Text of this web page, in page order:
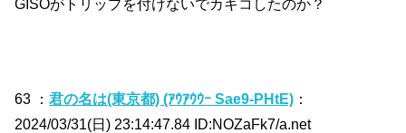
GISOがトリップを付けないでカキコしたのか？
63 ：君の名は(東京都) (ｱｳｱｳｳｰ Sae9-PHtE) ：
2024/03/31(日) 23:14:47.84 ID:NOZaFk7/a.net